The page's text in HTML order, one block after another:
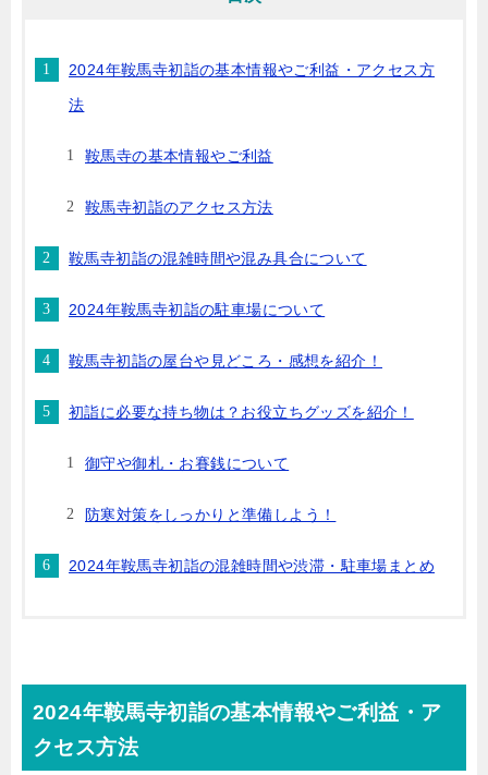
2024年鞍馬寺初詣の基本情報やご利益・アクセス方
法
鞍馬寺の基本情報やご利益
鞍馬寺初詣のアクセス方法
鞍馬寺初詣の混雑時間や混み具合について
2024年鞍馬寺初詣の駐車場について
鞍馬寺初詣の屋台や見どころ・感想を紹介！
初詣に必要な持ち物は？お役立ちグッズを紹介！
御守や御札・お賽銭について
防寒対策をしっかりと準備しよう！
2024年鞍馬寺初詣の混雑時間や渋滞・駐車場まとめ
2024年鞍馬寺初詣の基本情報やご利益・ア
クセス方法